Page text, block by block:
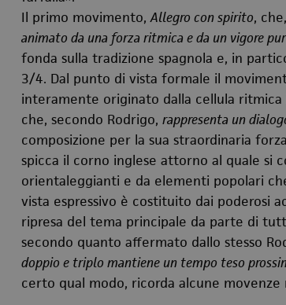
Il primo movimento,Allegro con spirito,
animato da una forza ritmica e da un vigore
fonda sulla tradizione spagnola e, in
3/4. Dal punto di vista formale il
interamente originato dalla cellula
che, secondo Rodrigo, rappresenta un
composizione per la sua straordinaria
spicca il corno inglese attorno al quale si
orientaleggianti e da elementi popolari
vista espressivo è costituito dai poderosi
ripresa del tema principale da parte di
secondo quanto affermato dallo stesso
doppio e triplo mantiene un tempo teso
certo qual modo, ricorda alcune movenze